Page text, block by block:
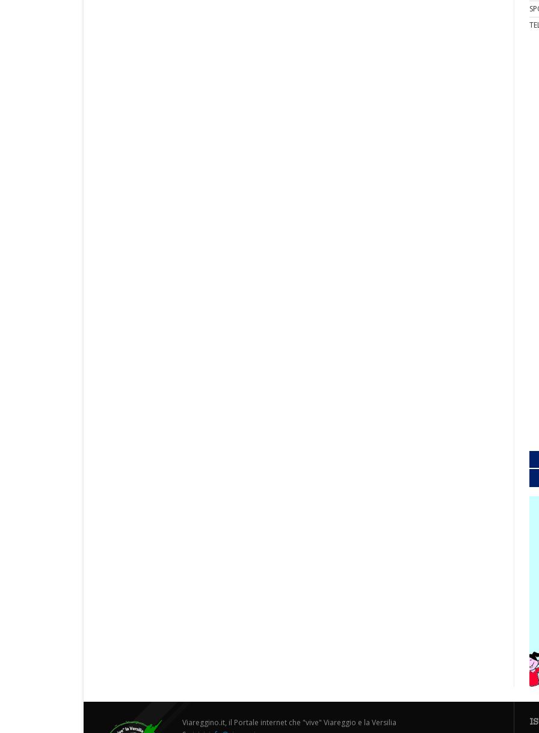
Viareggino.it, il Portale internet che "vive" Viareggio e la Versilia